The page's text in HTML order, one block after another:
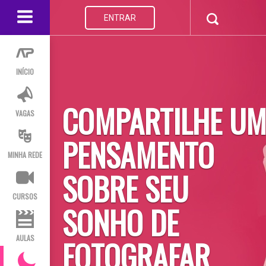
INÍCIO
VAGAS
MINHA REDE
CURSOS
AULAS
ENTRAR
COMPARTILHE UM
PENSAMENTO
SOBRE SEU
SONHO DE
FOTOGRAFAR